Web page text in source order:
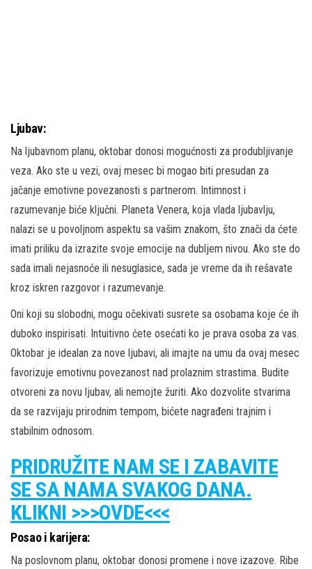
Ljubav:
Na ljubavnom planu, oktobar donosi mogućnosti za produbljivanje
veza. Ako ste u vezi, ovaj mesec bi mogao biti presudan za
jačanje emotivne povezanosti s partnerom. Intimnost i
razumevanje biće ključni. Planeta Venera, koja vlada ljubavlju,
nalazi se u povoljnom aspektu sa vašim znakom, što znači da ćete
imati priliku da izrazite svoje emocije na dubljem nivou. Ako ste do
sada imali nejasnoće ili nesuglasice, sada je vreme da ih rešavate
kroz iskren razgovor i razumevanje.
Oni koji su slobodni, mogu očekivati susrete sa osobama koje će ih
duboko inspirisati. Intuitivno ćete osećati ko je prava osoba za vas.
Oktobar je idealan za nove ljubavi, ali imajte na umu da ovaj mesec
favorizuje emotivnu povezanost nad prolaznim strastima. Budite
otvoreni za novu ljubav, ali nemojte žuriti. Ako dozvolite stvarima
da se razvijaju prirodnim tempom, bićete nagrađeni trajnim i
stabilnim odnosom.
PRIDRUŽITE NAM SE I ZABAVITE
SE SA NAMA SVAKOG DANA.
KLIKNI >>>OVDE<<<
Posao i karijera:
Na poslovnom planu, oktobar donosi promene i nove izazove. Ribe